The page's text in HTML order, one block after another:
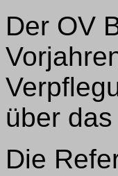
Der OV
über
Die